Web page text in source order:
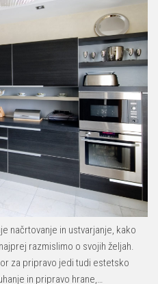
načrtovanje in ustvarjanje, kako
razmislimo o svojih željah.
za pripravo jedi tudi estetsko
in pripravo hrane,…